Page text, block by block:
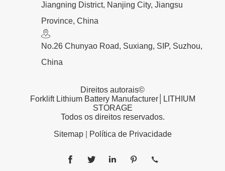
Jiangning District, Nanjing City, Jiangsu
Province, China
No.26 Chunyao Road, Suxiang, SIP, Suzhou,
China
Direitos autorais©
Forklift Lithium Battery Manufacturer│LITHIUM
STORAGE
Todos os direitos reservados.
Sitemap| Política de Privacidade
    